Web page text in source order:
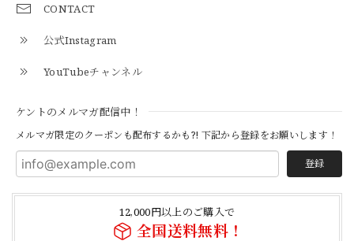
CONTACT
公式Instagram
YouTubeチャンネル
ケントのメルマガ配信中！
メルマガ限定のクーポンも配布するかも?! 下記から登録をお願いします！
登録
12,000円以上のご購入で
全国送料無料！
とても早く対応頂きありがとうございました。
2026/04/25
【Cooperstown Ball Cap】Made in USA Baseball Cap "1952 BIRMINGHAM BLACK BARONS" 新品 クーパーズタウンボールキャップ バーミングハムブラックバロンズ 6パネル
BLACK
2026/04/21